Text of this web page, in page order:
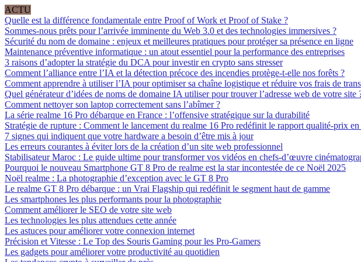
ACTU
Quelle est la différence fondamentale entre Proof of Work et Proof of Stake ?
Sommes-nous prêts pour l’arrivée imminente du Web 3.0 et des technologies immersives ?
Sécurité du nom de domaine : enjeux et meilleures pratiques pour protéger sa présence en ligne
Maintenance préventive informatique : un atout essentiel pour la performance des entreprises
3 raisons d’adopter la stratégie du DCA pour investir en crypto sans stresser
Comment l’alliance entre l’IA et la détection précoce des incendies protège-t-elle nos forêts ?
Comment apprendre à utiliser l’IA pour optimiser sa chaîne logistique et réduire vos frais de
Quel générateur d’idées de noms de domaine IA utiliser pour trouver l’adresse web de votre site
Comment nettoyer son laptop correctement sans l’abîmer ?
La série realme 16 Pro débarque en France : l’offensive stratégique sur la durabilité
Stratégie de rupture : Comment le lancement du realme 16 Pro redéfinit le rapport qualité-prix
7 signes qui indiquent que votre hardware a besoin d’être mis à jour
Les erreurs courantes à éviter lors de la création d’un site web professionnel
Stabilisateur Maroc : Le guide ultime pour transformer vos vidéos en chefs-d’œuvre
Pourquoi le nouveau Smartphone GT 8 Pro de realme est la star incontestée de ce Noël 2025
Noël realme : La photographie d’exception avec le GT 8 Pro
Le realme GT 8 Pro débarque : un Vrai Flagship qui redéfinit le segment haut de gamme
Les smartphones les plus performants pour la photographie
Comment améliorer le SEO de votre site web
Les technologies les plus attendues cette année
Les astuces pour améliorer votre connexion internet
Précision et Vitesse : Le Top des Souris Gaming pour les Pro-Gamers
Les gadgets pour améliorer votre productivité au quotidien